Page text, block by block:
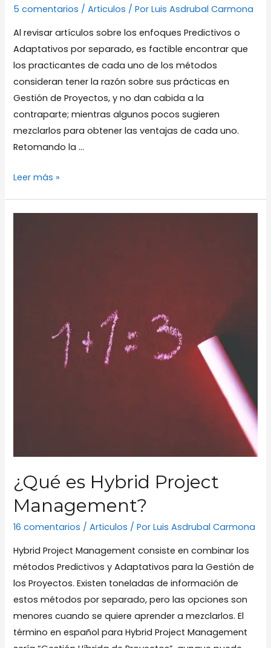
5 comentarios /Articulos / PorLuis Asdrubal Carmona
Al revisar artículos sobre los enfoques Predictivos o
Adaptativos por separado, es factible encontrar que
los practicantes de cada uno de los métodos
consideran tener la razón sobre sus prácticas en
Gestión de Proyectos, y no dan cabida a la
contraparte; mientras algunos pocos sugieren
mezclarlos para obtener las ventajas de cada uno.
Retomando la …
¿Cuándo
Leer más »
¿Qué es Hybrid Project
Management?
16 comentarios /Articulos / PorLuis Asdrubal Carmona
Hybrid Project Management consiste en combinar los
métodos Predictivos y Adaptativos para la Gestión de
los Proyectos. Existen toneladas de información de
estos métodos por separado, pero las opciones son
menores cuando se quiere aprender a mezclarlos. El
término en español para Hybrid Project Management